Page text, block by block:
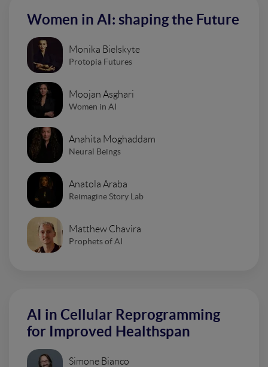
Women in AI: shaping the Future
Monika Bielskyte
Protopia Futures
Moojan Asghari
Women in AI
Anahita Moghaddam
Neural Beings
Anatola Araba
Reimagine Story Lab
Matthew Chavira
Prophets of AI
AI in Cellular Reprogramming
for Improved Healthspan
Simone Bianco